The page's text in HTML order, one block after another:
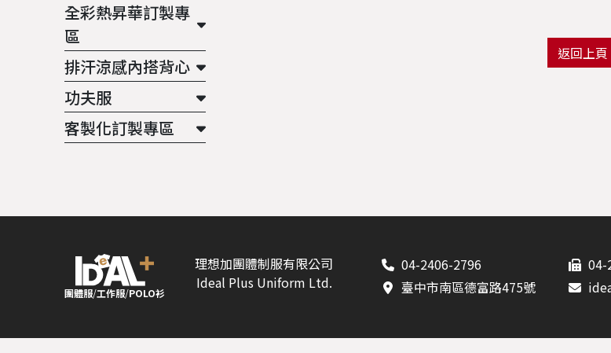
全彩熱昇華訂製專
區
排汗涼感內搭背心
功夫服
客製化訂製專區
返回上頁
團體服/工作服/POLO衫
理想加團體制服有限公司
Ideal Plus Uniform Ltd.
04-2406-2796
04-
臺中市南區德富路475號